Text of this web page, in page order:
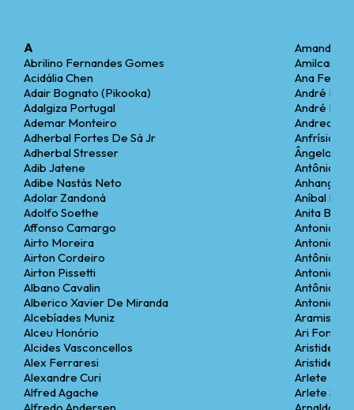
A
Abrilino Fernandes Gomes
Acidália Chen
Adair Bognato (Pikooka)
Adalgiza Portugal
Ademar Monteiro
Adherbal Fortes De Sá Jr
Adherbal Stresser
Adib Jatene
Adibe Nastás Neto
Adolar Zandoná
Adolfo Soethe
Affonso Camargo
Airto Moreira
Airton Cordeiro
Airton Pissetti
Albano Cavalin
Alberico Xavier De Miranda
Alcebíades Muniz
Alceu Honório
Alcides Vasconcellos
Alex Ferraresi
Alexandre Curi
Alfred Agache
Amanda
Amilcar
Ana Ferrell
André
André
Andrea
Anfrísio
Ângelo
Antônio
Aníbal
Anita
Antonio
Antonio
Antônio
Antonio
Antônio
Antonio
Aramis
Ari
Aristides
Aristides
Arlete
Arlete